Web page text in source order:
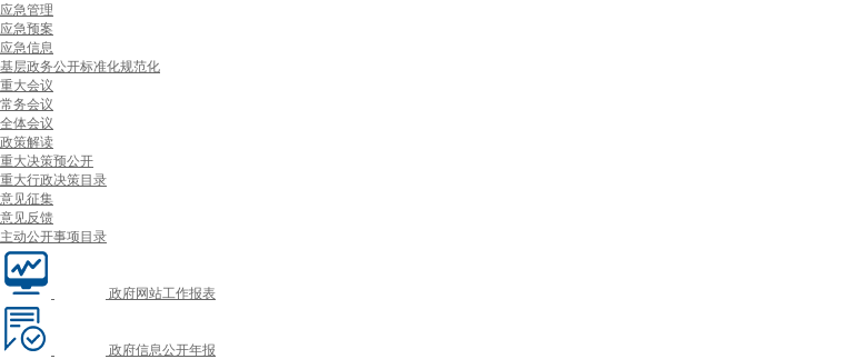
应急管理
应急预案
应急信息
基层政务公开标准化规范化
重大会议
常务会议
全体会议
政策解读
重大决策预公开
重大行政决策目录
意见征集
意见反馈
主动公开事项目录
政府网站工作报表
政府信息公开年报